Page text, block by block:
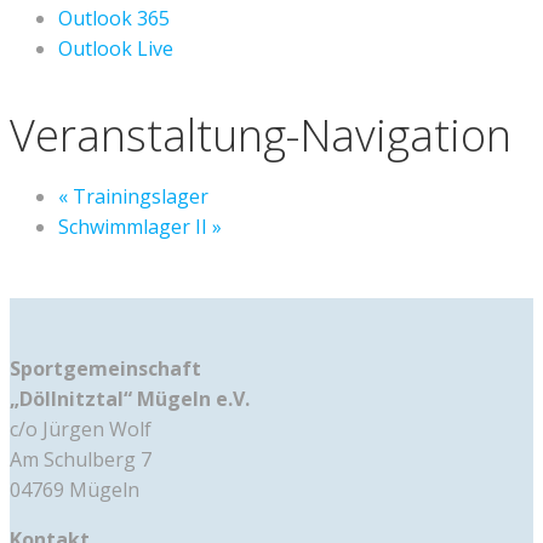
Outlook 365
Outlook Live
Veranstaltung-Navigation
« Trainingslager
Schwimmlager II »
Sportgemeinschaft
„Döllnitztal“ Mügeln e.V.
c/o Jürgen Wolf
Am Schulberg 7
04769 Mügeln